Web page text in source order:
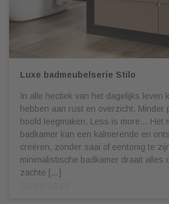
Luxe badmeubelserie Stilo
In alle hectiek van het dagelijks leven
hebben aan rust en overzicht. Minder
hoofd leegmaken. Less is more… Het
badkamer kan een kalmerende en
creëren, zonder saai of eentonig te
minimalistische badkamer draait alles
zachte […]